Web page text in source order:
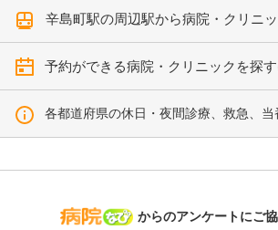
辛島町駅の周辺駅から病院・クリニ
予約ができる病院・クリニックを探
各都道府県の休日・夜間診療、救急、当
病院なび
からのアンケートにご協